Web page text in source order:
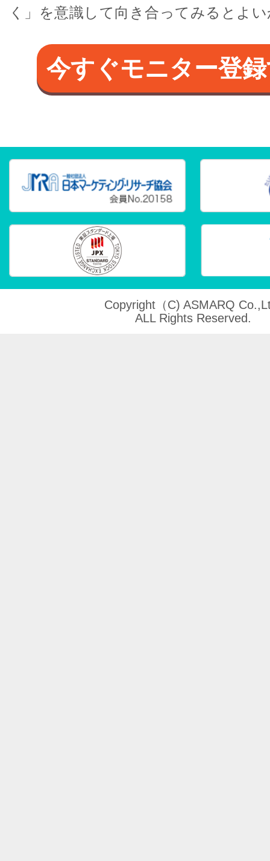
く」を意識して向き合ってみるとよ
今すぐモニター登
Copyright（C) ASMARQ
ALL Rights Reserved.